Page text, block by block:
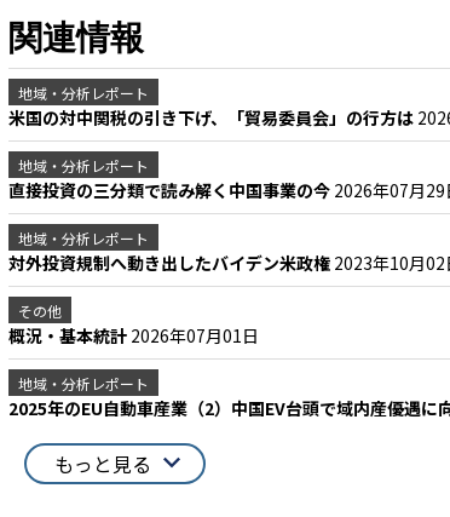
関連情報
地域・分析レポート
米国の対中関税の引き下げ、「貿易委員会」の行方は
地域・分析レポート
直接投資の三分類で読み解く中国事業の今 2026年07月29
地域・分析レポート
対外投資規制へ動き出したバイデン米政権 2023年10月02
その他
概況・基本統計 2026年07月01日
地域・分析レポート
2025年のEU自動車産業（2）中国EV台頭で域内産優遇に
もっと見る